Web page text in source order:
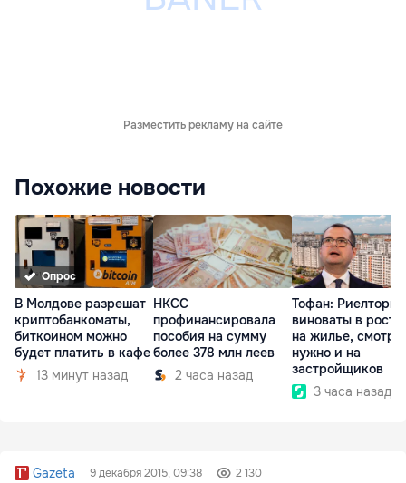
Разместить рекламу на сайте
Похожие новости
Опрос
В Молдове разрешат
криптобанкоматы,
биткоином можно
будет платить в кафе
13 минут назад
НКСС
профинансировала
пособия на сумму
более 378 млн леев
2 часа назад
Тофан: Риелторы
виноваты в росте
на жилье,
нужно и на
застройщиков
3 часа назад
Gazeta 9 декабря 2015, 09:38 2 130